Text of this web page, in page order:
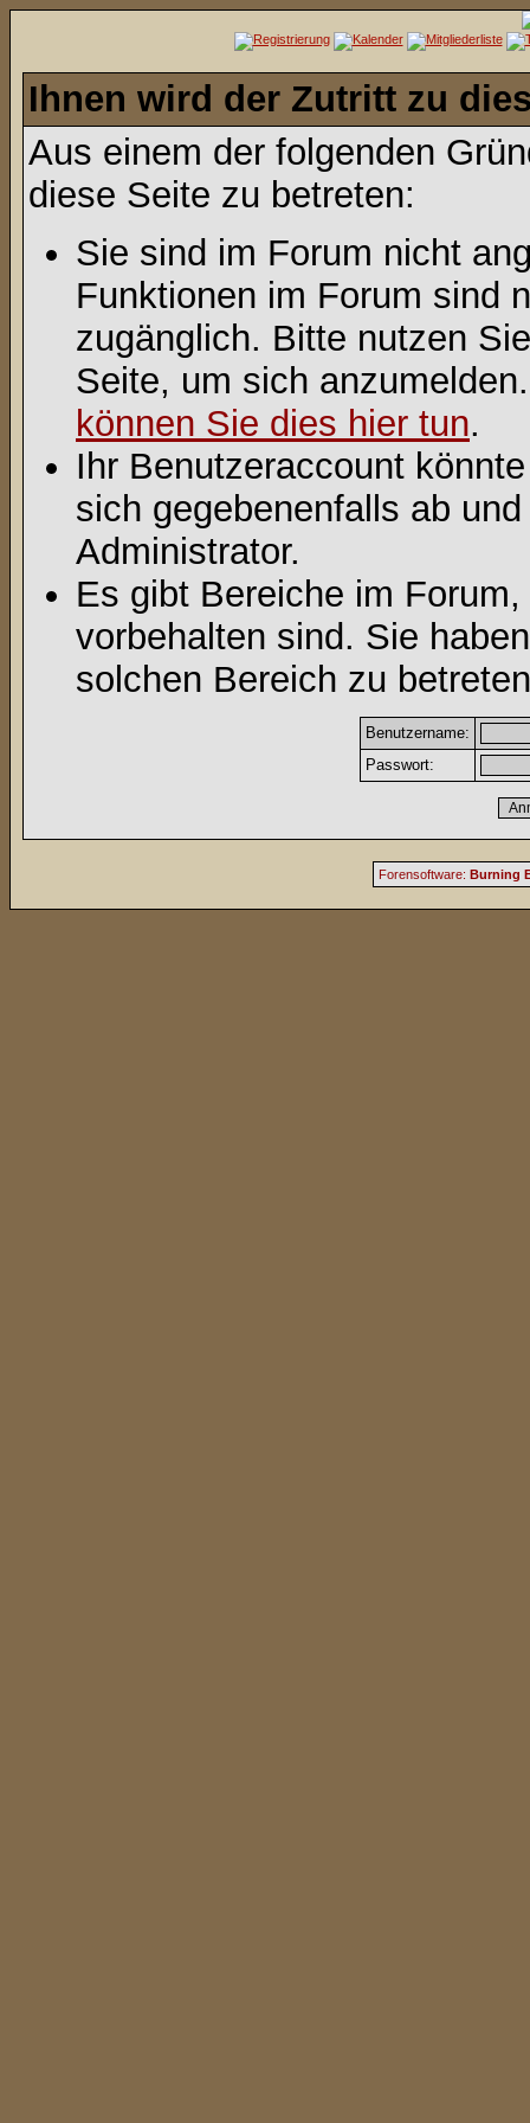
Ihnen wird der Zutritt zu
Aus einem der folgenden
diese Seite zu betreten:
Sie sind im Forum nicht
Funktionen im Forum sind
zugänglich. Bitte nutzen
Seite, um sich
können Sie dies hier tun.
Ihr Benutzeraccount
sich gegebenenfalls ab
Administrator.
Es gibt Bereiche im
vorbehalten sind. Sie
solchen Bereich zu
Benutzername:
Passwort:
Forensoftware: Burning